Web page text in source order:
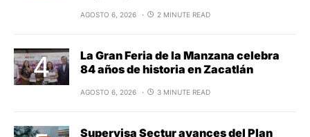
AGOSTO 6, 2026 2 MINUTE READ
La Gran Feria de la Manzana celebra
84 años de historia en Zacatlán
AGOSTO 6, 2026 3 MINUTE READ
Supervisa Sectur avances del Plan